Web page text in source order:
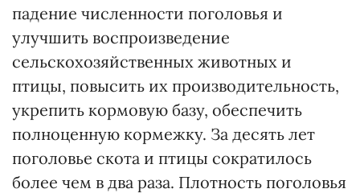
падение численности поголовья и
улучшить воспроизведение
сельскохозяйственных животных и
птицы, повысить их производительность,
укрепить кормовую базу, обеспечить
полноценную кормежку. За десять лет
поголовье скота и птицы сократилось
более чем в два раза. Плотность поголовья